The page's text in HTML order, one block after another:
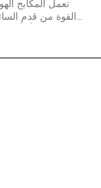
القوة من قدم
على وسادات أو
عكس سيارات